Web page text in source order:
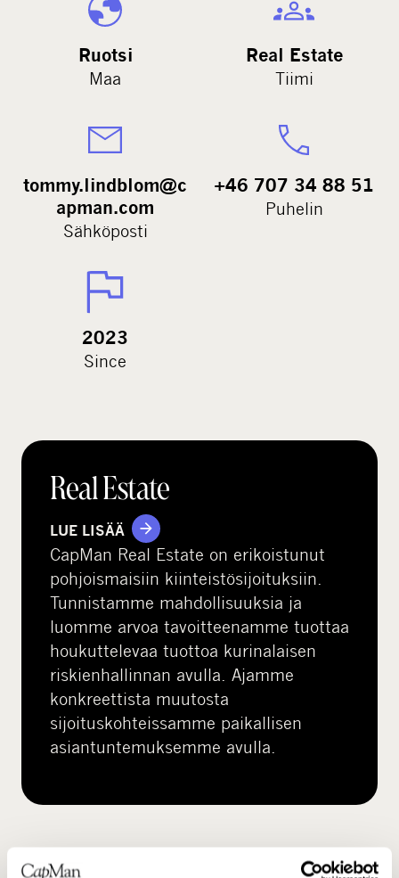
Ruotsi
Maa
Real Estate
Tiimi
tommy.lindblom@c
apman.com
Sähköposti
+46 707 34 88 51
Puhelin
2023
Since
Real Estate
LUE LISÄÄ
CapMan Real Estate on erikoistunut
pohjoismaisiin kiinteistösijoituksiin.
Tunnistamme mahdollisuuksia ja
luomme arvoa tavoitteenamme tuottaa
houkuttelevaa tuottoa kurinalaisen
riskienhallinnan avulla. Ajamme
konkreettista muutosta
sijoituskohteissamme paikallisen
asiantuntemuksemme avulla.